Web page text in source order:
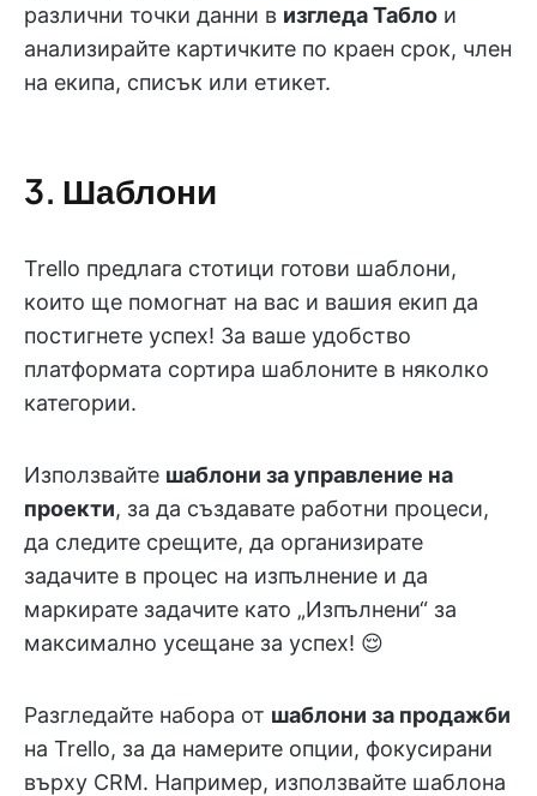
различни точки данни в изгледа Табло и
анализирайте картичките по краен срок, член
на екипа, списък или етикет.
3. Шаблони
Trello предлага стотици готови шаблони,
които ще помогнат на вас и вашия екип да
постигнете успех! За ваше удобство
платформата сортира шаблоните в няколко
категории.
Използвайте шаблони за управление на
проекти, за да създавате работни процеси,
да следите срещите, да организирате
задачите в процес на изпълнение и да
маркирате задачите като „Изпълнени“ за
максимално усещане за успех! 😌
Разгледайте набора от шаблони за продажби
на Trello, за да намерите опции, фокусирани
върху CRM. Например, използвайте шаблона